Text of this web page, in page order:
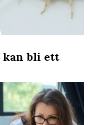
kan bli ett